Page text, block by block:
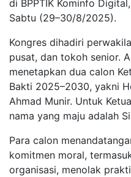
di BPPTIK Kominfo
Sabtu (29–30/8/2025).
Kongres dihadiri
pusat, dan tokoh senior.
menetapkan dua calon
Bakti 2025–2030, yakni
Ahmad Munir. Untuk
nama yang maju adalah
Para calon
komitmen moral,
organisasi, menolak